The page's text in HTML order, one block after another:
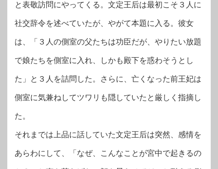
と表敬訪問にやってくる。文定王后は最初こそ３人に
社交辞令を述べていたが、やがて本題に入る。彼女
は、「３人の側室の父たちは功臣だが、やりたい放題
で娘たちを側室に入れ、しかも殿下を惑わそうとし
た」と３人を詰問した。さらに、亡くなった前王妃は
側室に気兼ねしてツワリも隠していたと厳しく指摘し
た。
それまでは上品に話していた文定王后は突然、感情を
あらわにして、「なぜ、こんなことが宮中で起きるの